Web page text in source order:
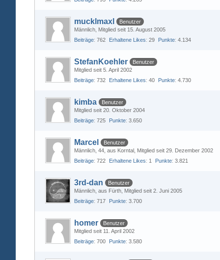
mucklmaxl
Benutzer
Männlich Mitglied seit 15. August 2005
Beiträge 762 Erhaltene Likes 29 Punkte 4.134
StefanKoehler
Benutzer
Mitglied seit 5. April 2002
Beiträge 732 Erhaltene Likes 40 Punkte 4.730
kimba
Benutzer
Mitglied seit 20. Oktober 2004
Beiträge 725 Punkte 3.650
Marcel
Benutzer
Männlich 44 aus Korntal Mitglied seit 29. Dezember 2002
Beiträge 722 Erhaltene Likes 1 Punkte 3.821
3rd-dan
Benutzer
Männlich aus Fürth Mitglied seit 2. Juni 2005
Beiträge 717 Punkte 3.700
homer
Benutzer
Mitglied seit 11. April 2002
Beiträge 700 Punkte 3.580